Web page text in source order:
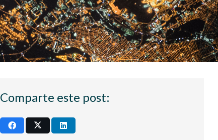
Comparte este post: